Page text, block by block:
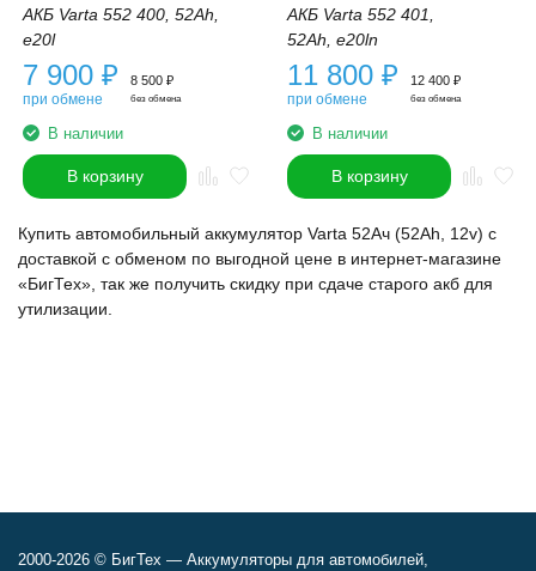
АКБ Varta 552 400, 52Ah,
e20l
7 900 ₽
при обмене
8 500 ₽
без обмена
В наличии
В корзину
АКБ Varta 552 401,
52Ah, e20ln
11 800 ₽
при обмене
12 400 ₽
без обмена
В наличии
В корзину
Купить автомобильный аккумулятор Varta 52Ач (52Ah, 12v) с
доставкой с обменом по выгодной цене в интернет-магазине
«БигТех», так же получить скидку при сдаче старого акб для
утилизации.
2000-2026 © БигТех — Аккумуляторы для автомобилей,